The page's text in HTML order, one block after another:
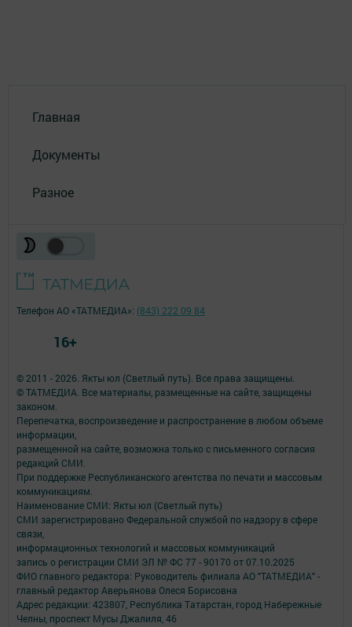
Главная
Документы
Разное
© 2011 - 2026. Якты юл (Светлый путь). Все права защищены.
© ТАТМЕДИА. Все материалы, размещенные на сайте, защищены
законом.
Перепечатка, воспроизведение и распространение в любом объеме
информации,
размещенной на сайте, возможна только с письменного согласия
редакций СМИ.
При поддержке Республиканского агентства по печати и массовым
коммуникациям.
Наименование СМИ: Якты юл (Светлый путь)
СМИ зарегистрировано Федеральной службой по надзору в сфере
связи,
информационных технологий и массовых коммуникаций
запись о регистрации СМИ ЭЛ № ФС 77 - 90170 от 07.10.2025
ФИО главного редактора: Руководитель филиала АО "ТАТМЕДИА" -
главный редактор Аверьянова Олеся Борисовна
Адрес редакции: 423807, Республика Татарстан, город Набережные
Челны, проспект Мусы Джалиля, 46
Телефон АО «ТАТМЕДИА»: (843) 222 09 84
16+